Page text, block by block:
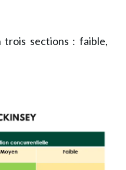
trois sections : faible,